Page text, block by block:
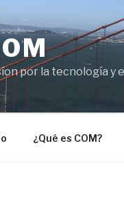
por la tecnología y
¿Qué es COM?